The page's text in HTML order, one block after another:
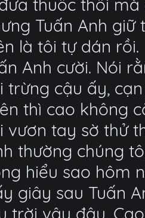
thuốc thôi
Tuấn Anh
là tôi tự dán rồi.
Anh cười. Nói
trừng cậu ấy,
thì cao không
vươn tay sờ thử
thường chúng
hiểu sao hôm
giây sau Tuấn
trời vậy đâu.